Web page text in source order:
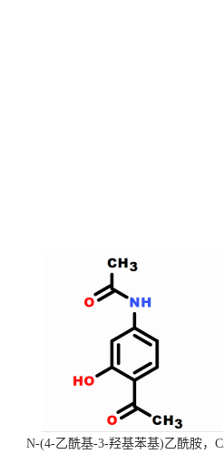
N-(4-乙酰基-3-羟基苯基)乙酰胺，